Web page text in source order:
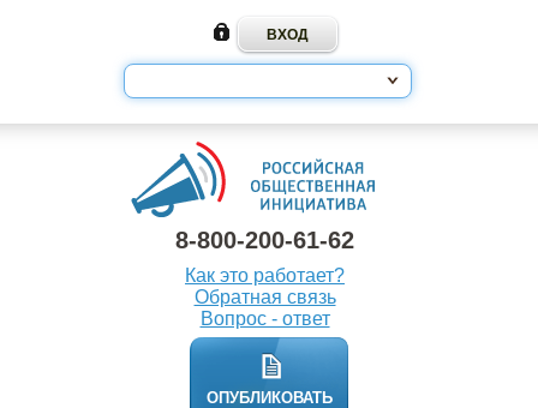
8-800-200-61-62
Как это работает?
Обратная связь
Вопрос - ответ
ОПУБЛИКОВАТЬ